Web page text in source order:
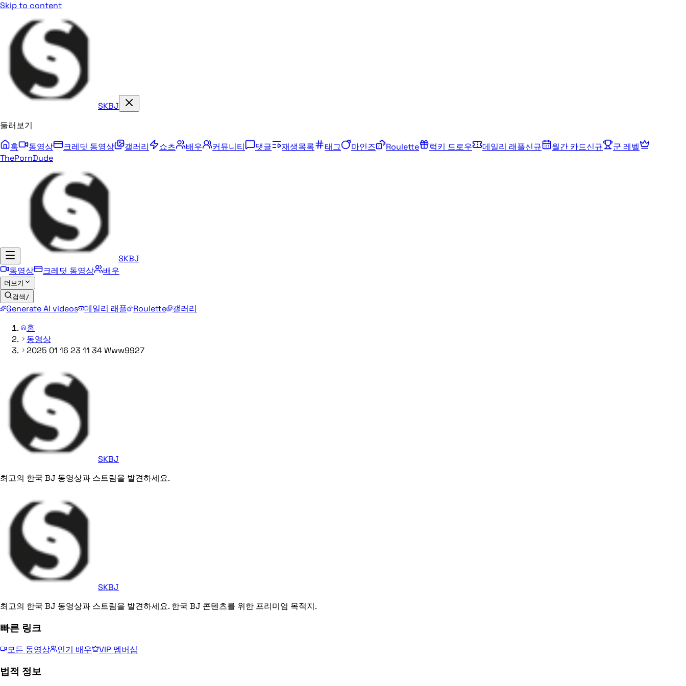
Skip to content
SKBJ
둘러보기
홈
동영상 크레딧 동영상 갤러리 쇼츠 배우 커뮤니티 댓글 재생목록 태그 마인즈 Roulette 럭키 드로우 데일리 래플신규 월간 카드신규
군 레벨
ThePornDude
SKBJ
동영상
크레딧 동영상 배우
더보기
검색 /
Generate AI videos 데일리 래플 Roulette
갤러리
홈
동영상
2025 01 16 23 11 34 Www9927
SKBJ
최고의 한국 BJ 동영상과 스트림을 발견하세요.
SKBJ
최고의 한국 BJ 동영상과 스트림을 발견하세요. 한국 BJ 콘텐츠를 위한 프리미엄 목적지.
빠른 링크
모든 동영상 인기 배우 VIP 멤버십
법적 정보